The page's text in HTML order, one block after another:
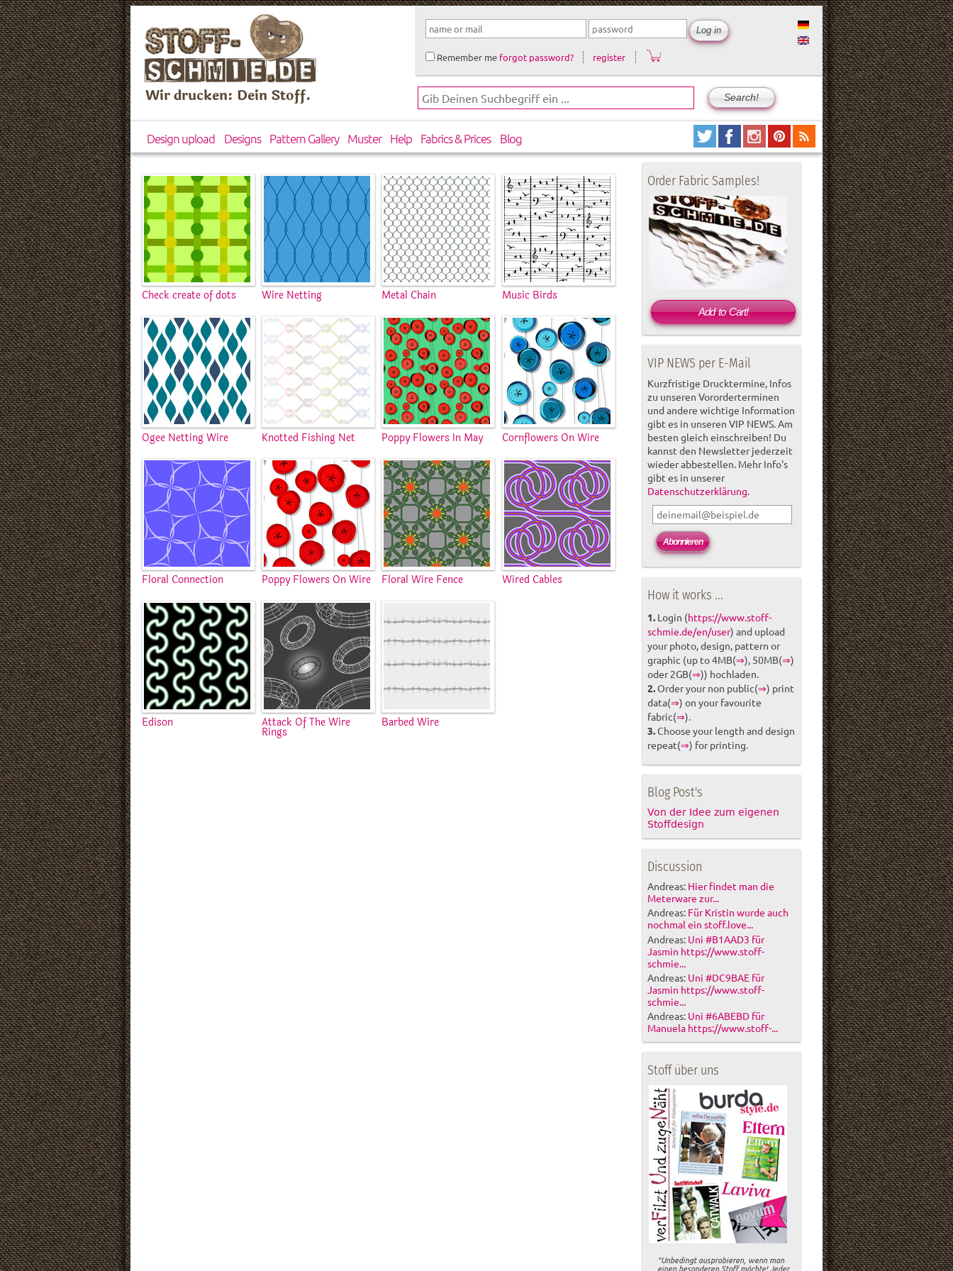
Wir drucken: Dein Stoff.
Remember me forgot password? register
Design upload Designs Pattern Gallery Muster Help Fabrics & Prices Blog
Check create of dots Wire Netting Metal Chain Music Birds
Ogee Netting Wire Knotted Fishing Net Poppy Flowers In May Cornflowers On Wire
Floral Connection Poppy Flowers On Wire Floral Wire Fence Wired Cables
Edison Attack Of The Wire
Rings
Barbed Wire
Order Fabric Samples!
Add to Cart!
VIP NEWS per E-Mail
Kurzfristige Drucktermine, Infos
zu unseren Vororderterminen
und andere wichtige Information
gibt es in unseren VIP NEWS. Am
besten gleich einschreiben! Du
kannst den Newsletter jederzeit
wieder abbestellen. Mehr Info's
gibt es in unserer
Datenschutzerklärung
How it works ...
1. Login (https://www.stoff-
schmie.de/en/user) and upload
your photo, design, pattern or
graphic (up to 4MB(⇒), 50MB(⇒)
oder 2GB(⇒)) hochladen.
2.Order your non public(⇒) print
data(⇒) on your favourite
fabric(⇒).
3.Choose your length and design
repeat(⇒) for printing.
Blog Post's
Von der Idee zum eigenen
Stoffdesign
Discussion
Andreas: Hier findet man die
Meterware zur...
Andreas: Für Kristin wurde auch
nochmal ein stoff.love...
Andreas: Uni #B1AAD3 für
Jasmin https://www.stoff-
schmie...
Andreas: Uni #DC9BAE für
Jasmin https://www.stoff-
schmie...
Andreas: Uni #6ABEBD für
Manuela https://www.stoff-...
Stoff über uns
"Unbedingt ausprobieren, wenn man
einen besonderen Stoff möchte! Jeder